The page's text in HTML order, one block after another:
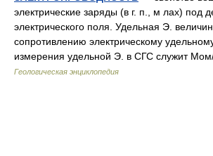
электрические заряды (в г. п., м лах) под
электрического поля. Удельная Э.
сопротивлению электрическому
измерения удельной Э. в СГС служит
Геологическая энциклопедия